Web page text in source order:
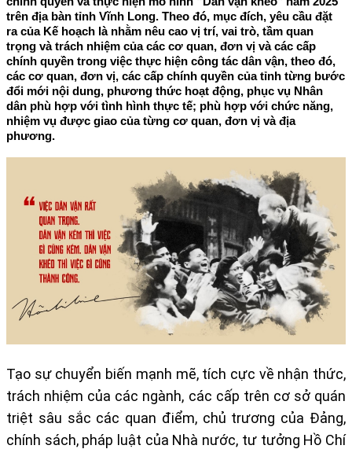
trên địa bàn tỉnh Vĩnh Long. Theo đó, mục đích, yêu cầu đặt
ra của Kế hoạch là nhằm nêu cao vị trí, vai trò, tầm quan
trọng và trách nhiệm của các cơ quan, đơn vị và các cấp
chính quyền trong việc thực hiện công tác dân vận, theo đó,
các cơ quan, đơn vị, các cấp chính quyền của tỉnh từng bước
đổi mới nội dung, phương thức hoạt động, phục vụ Nhân
dân phù hợp với tình hình thực tế; phù hợp với chức năng,
nhiệm vụ được giao của từng cơ quan, đơn vị và địa
phương.
Tạo sự chuyển biến mạnh mẽ, tích cực về nhận thức,
trách nhiệm của các ngành, các cấp trên cơ sở quán
triệt sâu sắc các quan điểm, chủ trương của Đảng,
chính sách, pháp luật của Nhà nước, tư tưởng Hồ Chí